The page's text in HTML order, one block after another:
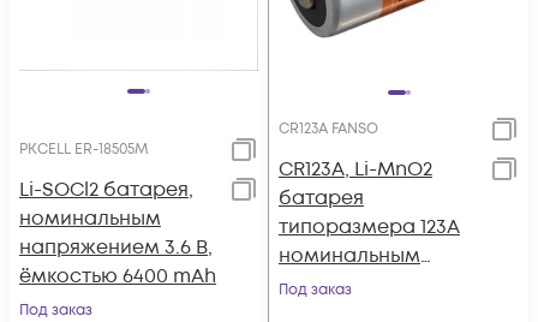
PKCELL ER-18505M
Li-SOCl2 батарея,
номинальным
напряжением 3.6 В,
ёмкостью 6400 mAh
Под заказ
CR123A FANSO
CR123A, Li-MnO2
батарея
типоразмера 123A
номинальным
напряжением 3 В
Под заказ